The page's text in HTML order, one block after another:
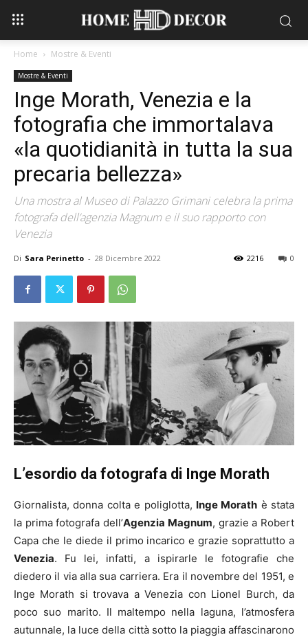
Home Mostre & Eventi
Mostre & Eventi
Inge Morath, Venezia e la
fotografia che immortalava
«la quotidianità in tutta la sua
precaria bellezza»
Una mostra al Museo di Palazzo Grimani celebra la prima
fotografa dell’agenzia Magnum e il suo rapporto con
Venezia
Di Sara Perinetto - 28 Dicembre 2022 0
2216
L’esordio da fotografa di Inge Morath
Giornalista, donna colta e poliglotta, Inge Morath è stata
la prima fotografa dell’Agenzia Magnum, grazie a Robert
Capa che le diede il primo incarico e grazie soprattutto a
Venezia. Fu lei, infatti, a ispirarle le fotografie che
diedero il via alla sua carriera. Era il novembre del 1951, e
Inge Morath si trovava a Venezia con Lionel Burch, da
poco suo marito. Il maltempo nella laguna, l’atmosfera
autunnale, la luce della città sotto la piaggia affascinarono